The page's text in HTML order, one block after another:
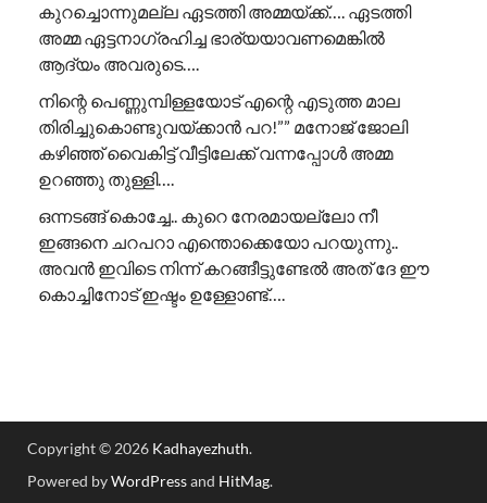
കുറച്ചൊന്നുമല്ല ഏടത്തി അമ്മയ്ക്ക്…. ഏടത്തി
അമ്മ ഏട്ടനാഗ്രഹിച്ച ഭാര്യയാവണമെങ്കിൽ
ആദ്യം അവരുടെ….
നിന്റെ പെണ്ണുമ്പിള്ളയോട് എന്റെ എടുത്ത മാല
തിരിച്ചുകൊണ്ടുവയ്ക്കാൻ പറ!”” ​മനോജ് ജോലി
കഴിഞ്ഞ് വൈകിട്ട് വീട്ടിലേക്ക് വന്നപ്പോൾ അമ്മ
ഉറഞ്ഞു തുള്ളി….
ഒന്നടങ്ങ് കൊച്ചേ.. കുറെ നേരമായല്ലോ നീ
ഇങ്ങനെ ചറപറാ എന്തൊക്കെയോ പറയുന്നു..
അവൻ ഇവിടെ നിന്ന് കറങ്ങീട്ടുണ്ടേൽ അത് ദേ ഈ
കൊച്ചിനോട് ഇഷ്ടം ഉള്ളോണ്ട്….
Copyright © 2026 Kadhayezhuth.
Powered byWordPressand HitMag.